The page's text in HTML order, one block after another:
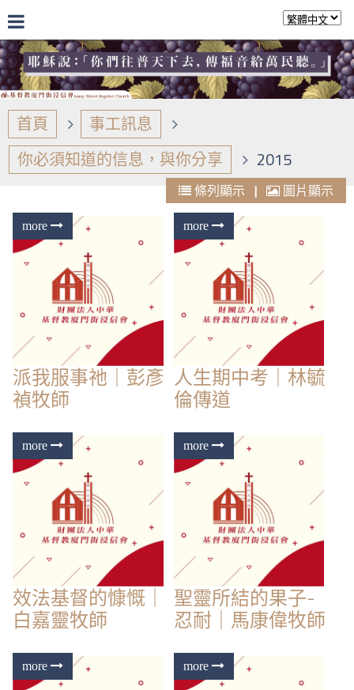
首頁
事工訊息
你必須知道的信息，與你分享
2015
條列顯示 | 圖片顯示
派我服事祂｜彭彥
禎牧師
人生期中考｜林毓
倫傳道
效法基督的慷慨｜
白嘉靈牧師
聖靈所結的果子-
忍耐｜馬康偉牧師